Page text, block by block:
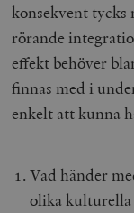
konsekvent tycks
rörande
effekt behöver
finnas med i
enkelt att kunna
Vad händer
olika kulturella